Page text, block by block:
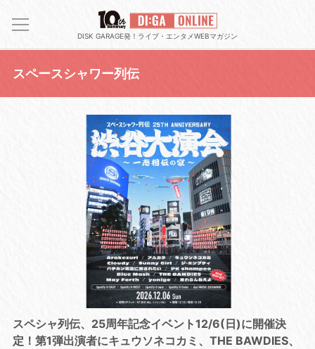
DISK GARAGE発！ライブ・エンタメWEBマガジン
スペースシャワー列伝
スペシャ列伝、25周年記念イベント12/6(日)に開催決
定！第1弾出演者にキュウソネコカミ、THE BAWDIES、